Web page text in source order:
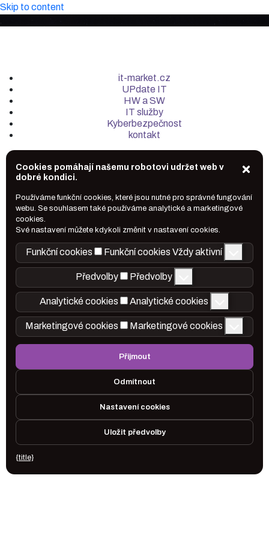
Skip to content
it-market.cz
UPdate IT
HW a SW
IT služby
Kyberbezpečnost
kontakt
Cookies pomáhají našemu robotovi udržet web v
dobré kondici.
Používáme funkční cookies, které jsou nutné pro správné fungování
webu. Se souhlasem také používáme analytické a marketingové
cookies.
Své nastavení můžete kdykoli změnit v nastavení cookies.
Funkční cookies Funkční cookies Vždy aktivní
Předvolby Předvolby
Analytické cookies Analytické cookies
Marketingové cookies Marketingové cookies
Přijmout
Odmítnout
Nastavení cookies
Uložit předvolby
{title}